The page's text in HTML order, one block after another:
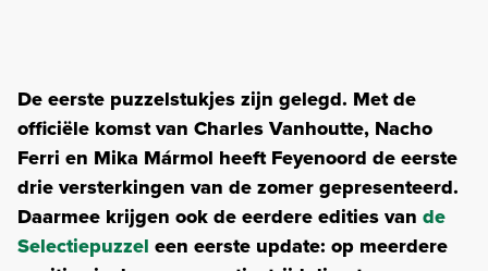
De eerste puzzelstukjes zijn gelegd. Met de
officiële komst van Charles Vanhoutte, Nacho
Ferri en Mika Mármol heeft Feyenoord de eerste
drie versterkingen van de zomer gepresenteerd.
Daarmee krijgen ook de eerdere edities van de
Selectiepuzzel een eerste update: op meerdere